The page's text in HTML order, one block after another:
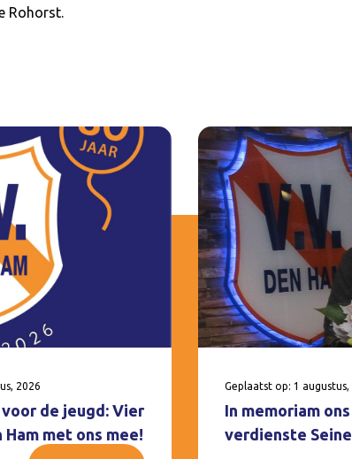
Rohorst.
2026
de jeugd: Vier
Ham met ons mee!
Geplaatst op: 1 augustus,
In memoriam
verdienste